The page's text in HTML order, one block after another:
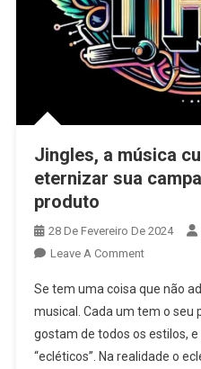
Jingles, a música
eternizar sua
produto
28 De Fevereiro De 2024
Leave A CommentOn
A
Música
Curta
Que
Se tem uma coisa que não
musical. Cada um tem o
gostam de todos os estilos,
“ecléticos”. Na realidade o